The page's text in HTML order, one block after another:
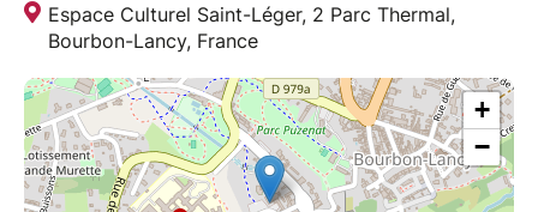
Espace Culturel Saint-Léger, 2 Parc Thermal,
Bourbon-Lancy, France
+
−